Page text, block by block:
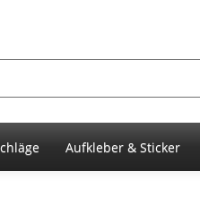
Aufkleber & Sticker